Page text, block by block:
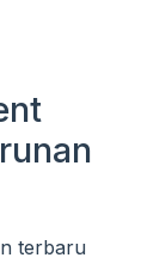
terbaru